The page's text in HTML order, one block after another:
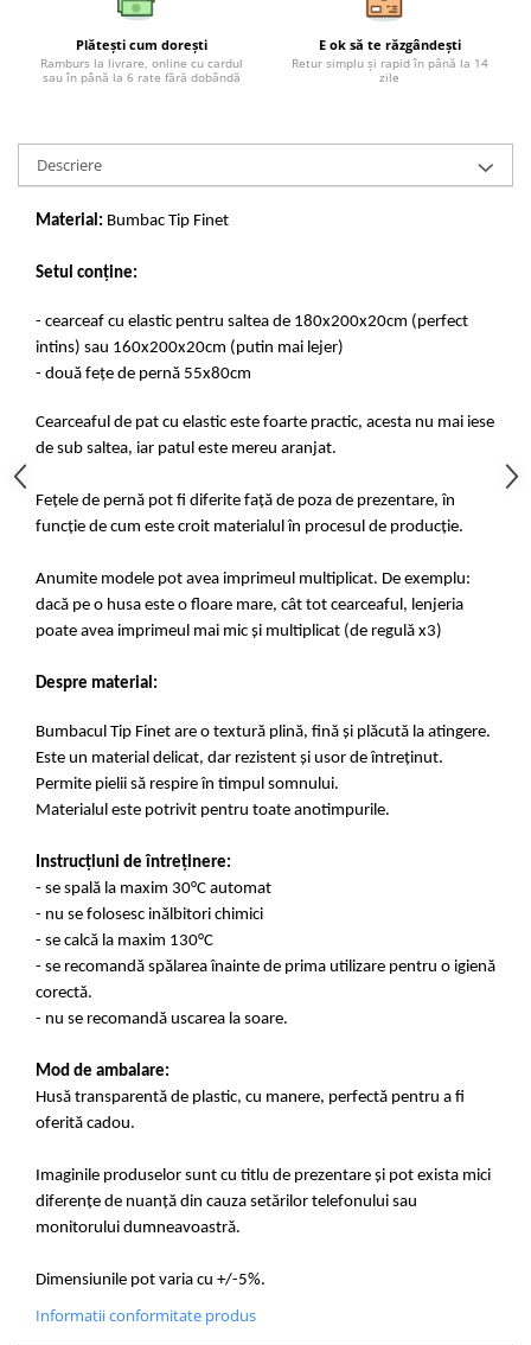
Plătești cum dorești
Ramburs la livrare, online cu cardul
sau în până la 6 rate fără dobândă
E ok să te răzgândești
Retur simplu și rapid în până la 14
zile
Descriere
Material: Bumbac Tip Finet
Setul conține:
- cearceaf cu elastic pentru saltea de 180x200x20cm (perfect
intins) sau 160x200x20cm (putin mai lejer)
- două fețe de pernă 55x80cm
Cearceaful de pat cu elastic este foarte practic, acesta nu mai iese
de sub saltea, iar patul este mereu aranjat.
Fețele de pernă pot fi diferite față de poza de prezentare, în
funcție de cum este croit materialul în procesul de producție.
Anumite modele pot avea imprimeul multiplicat. De exemplu:
dacă pe o husa este o floare mare, cât tot cearceaful, lenjeria
poate avea imprimeul mai mic și multiplicat (de regulă x3)
Despre material:
Bumbacul Tip Finet are o textură plină, fină și plăcută la atingere.
Este un material delicat, dar rezistent și usor de întreținut.
Permite pielii să respire în timpul somnului.
Materialul este potrivit pentru toate anotimpurile.
Instrucțiuni de întreținere:
- se spală la maxim 30°C automat
- nu se folosesc inălbitori chimici
- se calcă la maxim 130°C
- se recomandă spălarea înainte de prima utilizare pentru o igienă
corectă.
- nu se recomandă uscarea la soare.
Mod de ambalare:
Husă transparentă de plastic, cu manere, perfectă pentru a fi
oferită cadou.
Imaginile produselor sunt cu titlu de prezentare și pot exista mici
diferențe de nuanță din cauza setărilor telefonului sau
monitorului dumneavoastră.
Dimensiunile pot varia cu +/-5%.
Informatii conformitate produs